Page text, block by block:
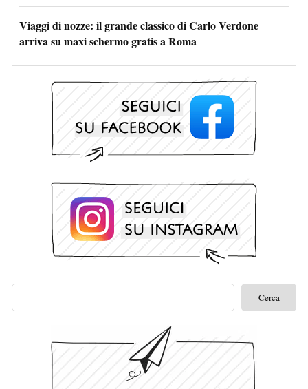
Viaggi di nozze: il grande classico di Carlo Verdone
arriva su maxi schermo gratis a Roma